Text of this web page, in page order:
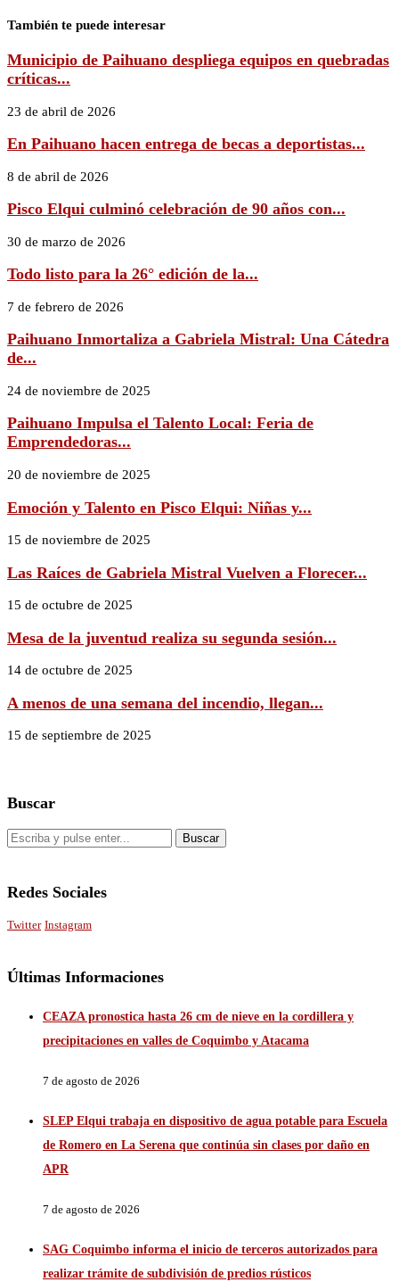
También te puede interesar
Municipio de Paihuano despliega equipos en quebradas
críticas...
23 de abril de 2026
En Paihuano hacen entrega de becas a deportistas...
8 de abril de 2026
Pisco Elqui culminó celebración de 90 años con...
30 de marzo de 2026
Todo listo para la 26° edición de la...
7 de febrero de 2026
Paihuano Inmortaliza a Gabriela Mistral: Una Cátedra
de...
24 de noviembre de 2025
Paihuano Impulsa el Talento Local: Feria de
Emprendedoras...
20 de noviembre de 2025
Emoción y Talento en Pisco Elqui: Niñas y...
15 de noviembre de 2025
Las Raíces de Gabriela Mistral Vuelven a Florecer...
15 de octubre de 2025
Mesa de la juventud realiza su segunda sesión...
14 de octubre de 2025
A menos de una semana del incendio, llegan...
15 de septiembre de 2025
Buscar
Redes Sociales
Twitter Instagram
Últimas Informaciones
CEAZA pronostica hasta 26 cm de nieve en la cordillera y
precipitaciones en valles de Coquimbo y Atacama
7 de agosto de 2026
SLEP Elqui trabaja en dispositivo de agua potable para Escuela
de Romero en La Serena que continúa sin clases por daño en
APR
7 de agosto de 2026
SAG Coquimbo informa el inicio de terceros autorizados para
realizar trámite de subdivisión de predios rústicos